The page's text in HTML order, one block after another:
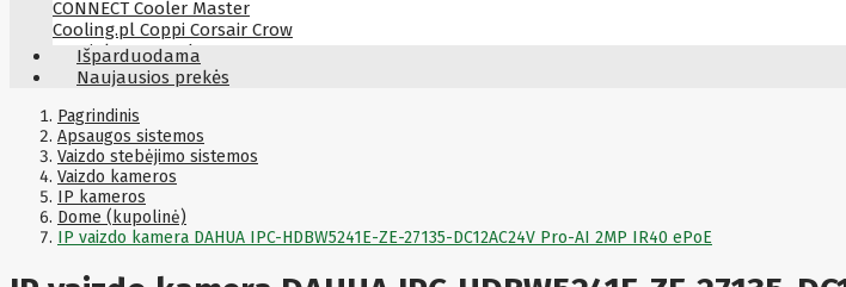
CONNECT Cooler Master
Cooling.pl Coppi Corsair Crow
CrucialCYBERCyberPower
CyberpowerD-linkDaewoo
Dahua DataCore
DefenderDell
DicotaDIGITALDigitus
DomoDouble ADreameDsc
DURABOOKDymo
EagleriseEaton
EcovacsEdimaxEdnet
Electronic ArtsElementElgato
Išparduodama
Naujausios prekės
Pagrindinis
Apsaugos sistemos
Vaizdo stebėjimo sistemos
Vaizdo kameros
IP kameros
Dome (kupolinė)
IP vaizdo kamera DAHUA IPC-HDBW5241E-ZE-27135-DC12AC24V Pro-AI 2MP IR40 ePoE